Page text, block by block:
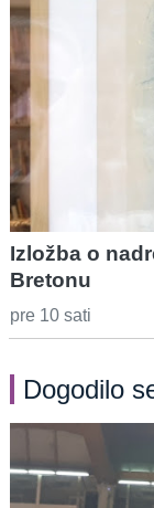
Izložba o
Bretonu
pre 10 sati
Dogodilo